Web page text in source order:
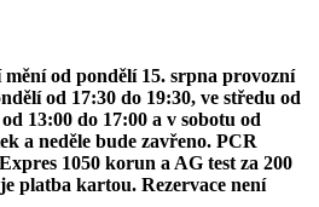
mění od pondělí 15. srpna provozní
od 17:30 do 19:30, ve středu od
13:00 do 17:00 a v sobotu od
a neděle bude zavřeno. PCR
1050 korun a AG test za 200
platba kartou. Rezervace není